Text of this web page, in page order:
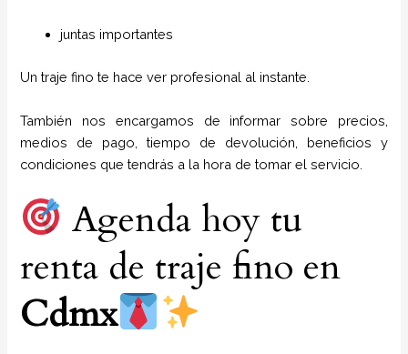
juntas importantes
Un traje fino te hace ver profesional al instante.
También nos encargamos de informar sobre precios,
medios de pago, tiempo de devolución, beneficios y
condiciones que tendrás a la hora de tomar el servicio.
Agenda hoy tu
renta de traje fino en
Cdmx